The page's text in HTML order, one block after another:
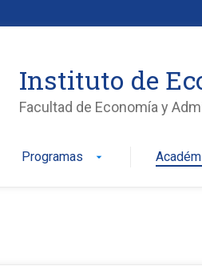
Instituto de
Facultad de Economía y
Programas arrow_drop_down